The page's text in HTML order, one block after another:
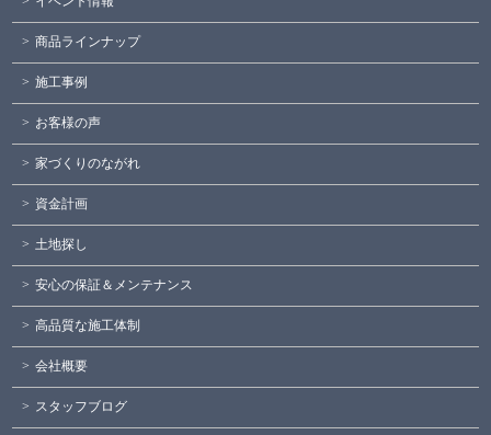
商品ラインナップ
施工事例
お客様の声
家づくりのながれ
資金計画
土地探し
安心の保証＆メンテナンス
高品質な施工体制
会社概要
スタッフブログ